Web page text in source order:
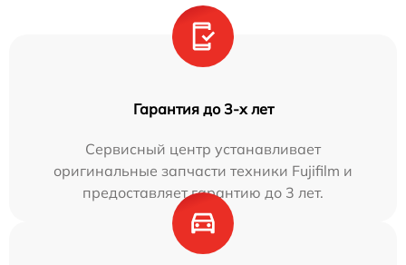
Гарантия до 3-х лет
Сервисный центр устанавливает
оригинальные запчасти техники Fujifilm и
предоставляет гарантию до 3 лет.